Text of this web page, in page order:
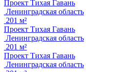
Проект Тихая Гавань
Ленинградская область
201 м²
Проект Тихая Гавань
Ленинградская область
201 м²
Проект Тихая Гавань
Ленинградская область